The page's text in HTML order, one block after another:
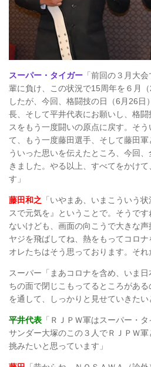
スーパー・タイガー 「前回の３月大
輩に負け、この状況で15周年を６月
したが、今回、格闘技の日（6月26日
長、そして平井代表にお願いし、格
スをもう一度闘いの原点に戻す。そ
て、もう一度藤田選手、そして藤田
ういった思いを伝えたところ、今回
きました。やる以上、すべてをかけ
す」
藤田和之 「いやまあ、いまこういう
スで元気を』ということで。そうで
ないけども、画面の向こうで大きな
ヤジを飛ばしてね、熱をもってコロナ
オレたちはそう思っております。それ
スーパー「まあコロナを含め、いま
ちの面で閉じこもってるところがあ
を通して、しっかりと見せていきたい
平井代表 「ＲＪＰＷ軍はスーパー・
サンダー大塚のこの３人でＲＪＰＷ
挑みたいと思っています」